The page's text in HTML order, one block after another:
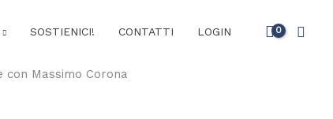
SOSTIENICI! CONTATTI LOGIN